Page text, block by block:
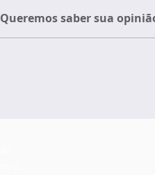
Queremos saber sua